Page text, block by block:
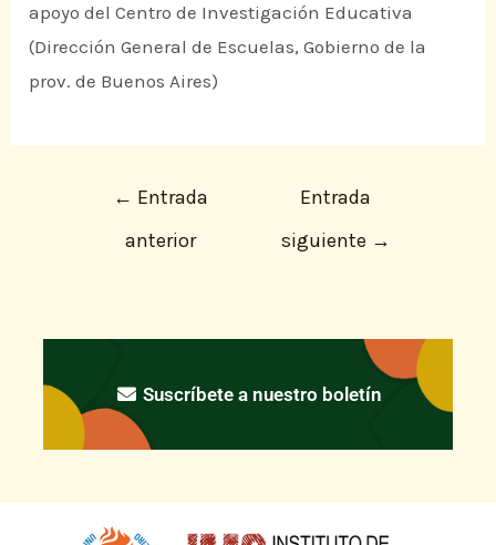
apoyo del Centro de Investigación Educativa
(Dirección General de Escuelas, Gobierno de la
prov. de Buenos Aires)
← Entrada
anterior
Entrada
siguiente →
Suscríbete a nuestro boletín